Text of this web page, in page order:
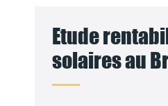
Etude
solaires au